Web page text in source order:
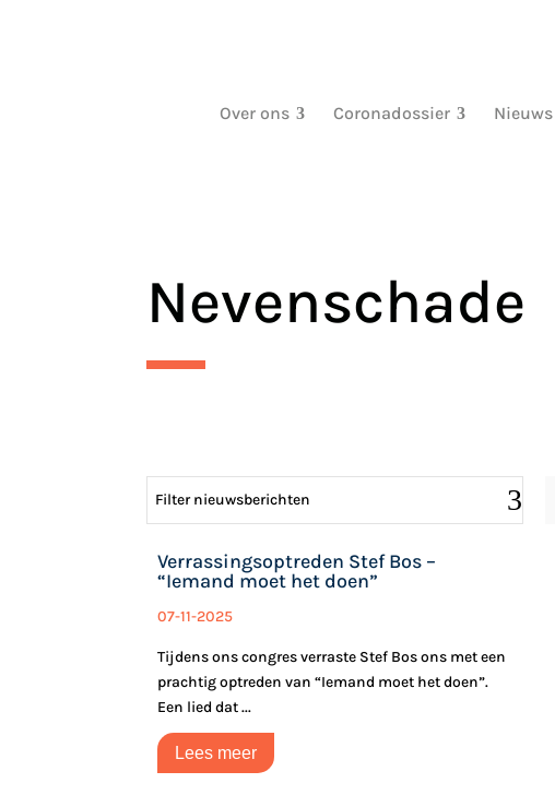
Over ons Coronadossier Nieuws
Nevenschade
Filter nieuwsberichten
Verrassingsoptreden Stef Bos –
“Iemand moet het doen”
07-11-2025
Tijdens ons congres verraste Stef Bos ons met een
prachtig optreden van “Iemand moet het doen”.
Een lied dat ...
Lees meer